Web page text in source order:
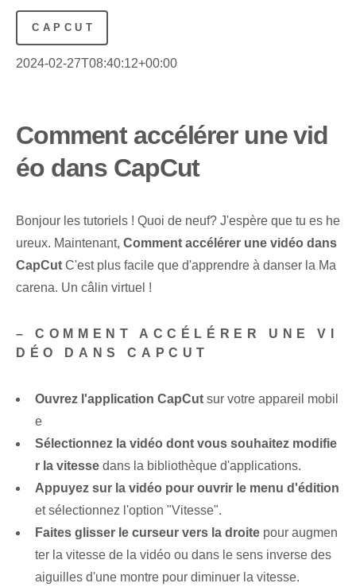
CAPCUT
2024-02-27T08:40:12+00:00
Comment accélérer une vid
éo dans CapCut
Bonjour les tutoriels ! Quoi de neuf? J'espère que tu es he
ureux. Maintenant, Comment accélérer une vidéo dans
CapCut C'est plus facile que d'apprendre à danser la Ma
carena. Un câlin virtuel !
– COMMENT ACCÉLÉRER UNE VI
DÉO DANS CAPCUT
Ouvrez l'application CapCut sur votre appareil mobil
e
Sélectionnez la vidéo dont vous souhaitez modifie
r la vitesse dans la bibliothèque d'applications.
Appuyez sur la vidéo pour ouvrir le menu d'édition
et sélectionnez l'option "Vitesse".
Faites glisser le curseur vers la droite pour augmen
ter la vitesse de la vidéo ou dans le sens inverse des
aiguilles d'une montre pour diminuer la vitesse.